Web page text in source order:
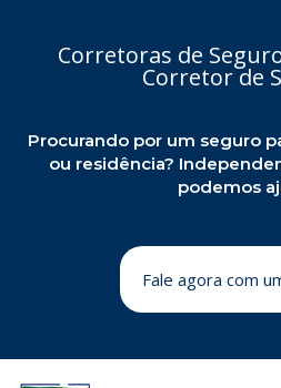
Corretoras de
Corretor de
Procurando por um seguro
ou residência?
podemos
Fale agora com